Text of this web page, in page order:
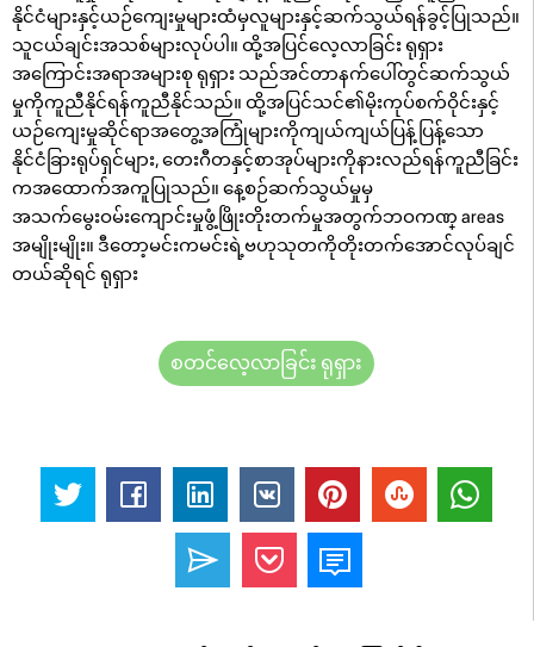
နိုင်ငံများနှင့်ယဉ်ကျေးမှုများထံမှလူများနှင့်ဆက်သွယ်ရန်ခွင့်ပြုသည်။
သူငယ်ချင်းအသစ်များလုပ်ပါ။ ထို့အပြင်လေ့လာခြင်း ရုရှား
အကြောင်းအရာအများစု ရုရှား သည်အင်တာနက်ပေါ်တွင်ဆက်သွယ်
မှုကိုကူညီနိုင်ရန်ကူညီနိုင်သည်။ ထို့အပြင်သင်၏မိုးကုပ်စက်ဝိုင်းနှင့်
ယဉ်ကျေးမှုဆိုင်ရာအတွေ့အကြုံများကိုကျယ်ကျယ်ပြန့်ပြန့်သော
နိုင်ငံခြားရုပ်ရှင်များ, တေးဂီတနှင့်စာအုပ်များကိုနားလည်ရန်ကူညီခြင်း
ကအထောက်အကူပြုသည်။ နေ့စဉ်ဆက်သွယ်မှုမှ
အသက်မွေးဝမ်းကျောင်းမှုဖွံ့ဖြိုးတိုးတက်မှုအတွက်ဘဝကဏ္ areas
အမျိုးမျိုး။ ဒီတော့မင်းကမင်းရဲ့ဗဟုသုတကိုတိုးတက်အောင်လုပ်ချင်
တယ်ဆိုရင် ရုရှား
စတင်လေ့လာခြင်း ရုရှား